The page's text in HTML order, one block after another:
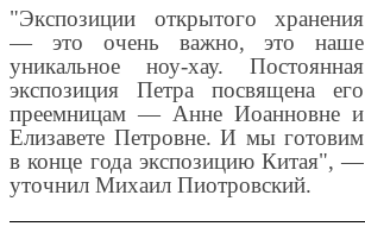
"Экспозиции открытого хранения
— это очень важно, это наше
уникальное ноу-хау. Постоянная
экспозиция Петра посвящена его
преемницам — Анне Иоанновне и
Елизавете Петровне. И мы готовим
в конце года экспозицию Китая", —
уточнил Михаил Пиотровский.